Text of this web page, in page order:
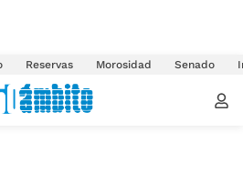
Reservas Morosidad Senado